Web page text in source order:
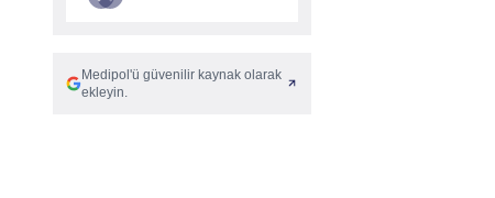
Medipol'ü güvenilir kaynak olarak
ekleyin.